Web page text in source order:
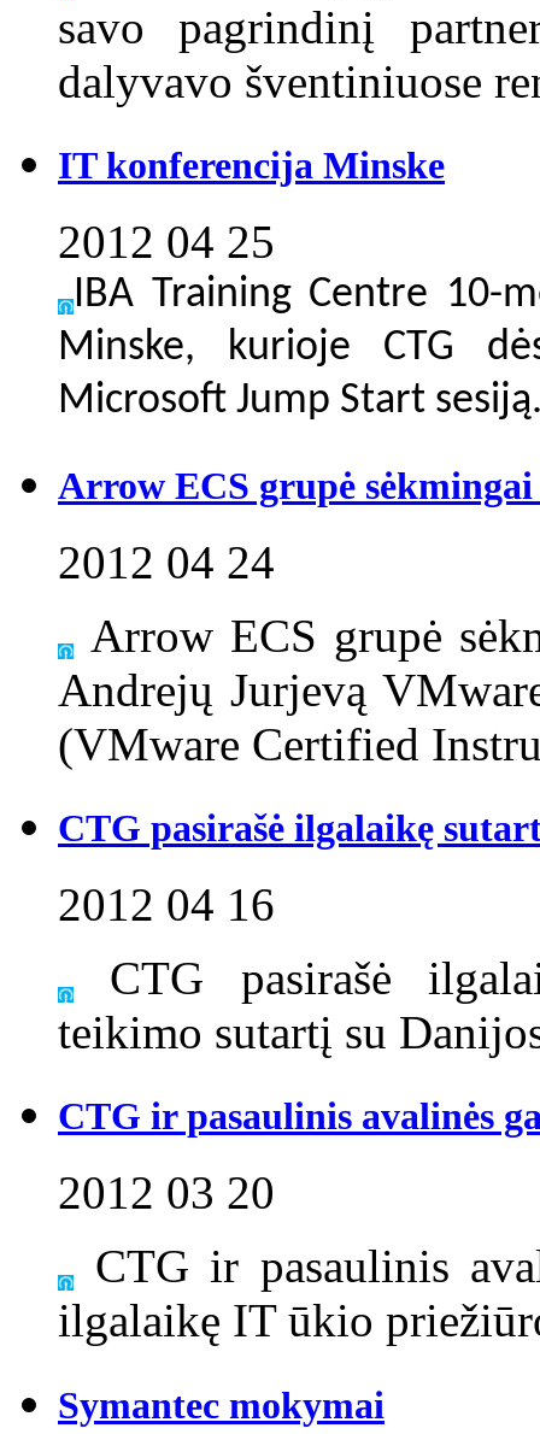
savo pagrindinį
dalyvavo šventiniuose
IT konferencija Minske
2012 04 25
IBA Training Centre 10-
Minske, kurioje CTG
Microsoft Jump Start
Arrow ECS grupė
2012 04 24
Arrow ECS grupė
Andrejų Jurjevą
(VMware Certified
CTG pasirašė ilgalaikę
2012 04 16
CTG pasirašė
teikimo sutartį su
CTG ir pasaulinis avalinės
2012 03 20
CTG ir pasaulinis
ilgalaikę IT ūkio
Symantec mokymai